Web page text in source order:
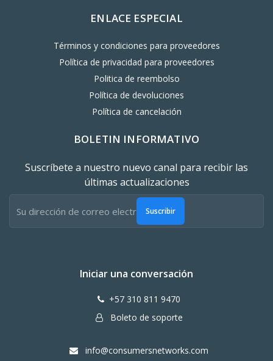
ENLACE ESPECIAL
Términos y condiciones para proveedores
Política de privacidad para proveedores
Politica de reembolso
Política de devoluciones
Política de cancelación
BOLETIN INFORMATIVO
Suscríbete a nuestro nuevo canal para recibir las
últimas actualizaciones
Suscribir
Iniciar una conversación
+57 310 811 9470
Boleto de soporte
info@consumersnetworks.com